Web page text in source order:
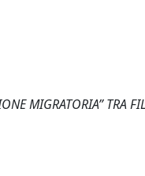
MIGRATORIA” TRA